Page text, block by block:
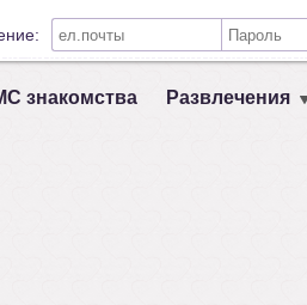
Запомнить меня на этом компьютере
знакомства Развлечения